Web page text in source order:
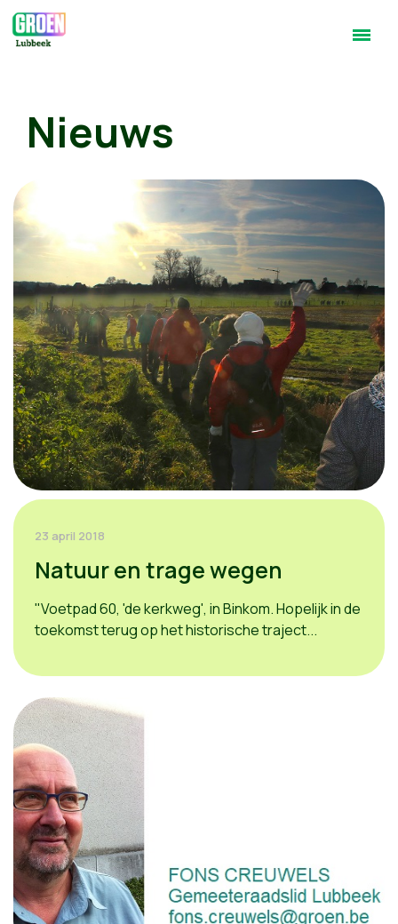
Nieuws
23 april 2018
Natuur en trage wegen
"Voetpad 60, 'de kerkweg', in Binkom. Hopelijk in de
toekomst terug op het historische traject...